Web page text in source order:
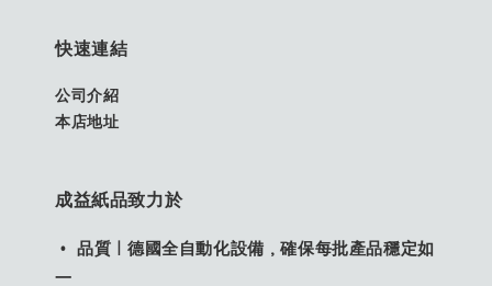
快速連結
公司介紹
本店地址
成益紙品致力於
• 品質｜德國全自動化設備，確保每批產品穩定如
一